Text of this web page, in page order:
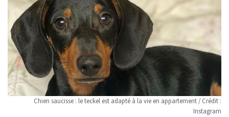
Chien saucisse : le teckel est adapté à la vie en appartement / Crédit :
Instagram